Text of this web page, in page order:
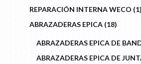
REPARACIÓN INTERNA WECO 11
ABRAZADERAS EPICA 1818
ABRAZADERAS EPICA DE
ABRAZADERAS EPICA DE